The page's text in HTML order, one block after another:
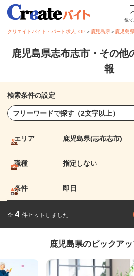
後で
クリエイトバイト・パート求人TOP ＞ 鹿児島県＞ 鹿児島
鹿児島県志布志市・その他
報
検索条件の設定
エリア 鹿児島県(志布志市)
職種 指定しない
条件 即日
全 4 件ヒットしました
鹿児島県のピックア